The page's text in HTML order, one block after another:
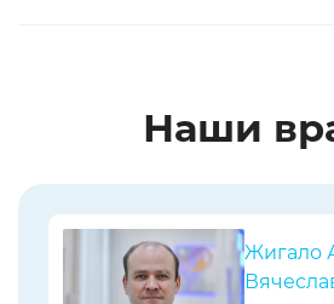
Наши
Жигало